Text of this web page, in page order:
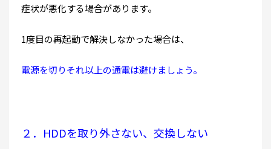
症状が悪化する場合があります。
1度目の再起動で解決しなかった場合は、
電源を切りそれ以上の通電は避けましょう。
２．HDDを取り外さない、交換しない